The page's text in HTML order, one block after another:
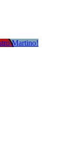
Martino!